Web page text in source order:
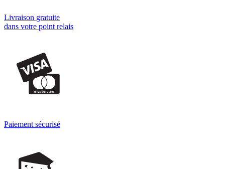
Livraison gratuite
dans votre point relais
Paiement sécurisé